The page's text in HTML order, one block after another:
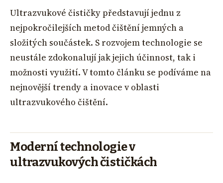
Ultrazvukové čističky představují jednu z
nejpokročilejších metod čištění jemných a
složitých součástek. S rozvojem technologie se
neustále zdokonalují jak jejich účinnost, tak i
možnosti využití. V tomto článku se podíváme na
nejnovější trendy a inovace v oblasti
ultrazvukového čištění.
Moderní technologie v
ultrazvukových čističkách